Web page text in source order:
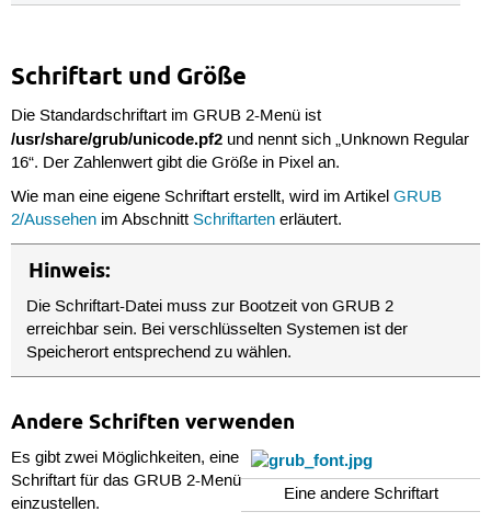
Schriftart und Größe
Die Standardschriftart im GRUB 2-Menü ist
/usr/share/grub/unicode.pf2und nennt sich „Unknown Regular
16“. Der Zahlenwert gibt die Größe in Pixel an.
Wie man eine eigene Schriftart erstellt, wird im Artikel GRUB
2/Aussehenim Abschnitt Schriftartenerläutert.
Hinweis:
Die Schriftart-Datei muss zur Bootzeit von GRUB 2
erreichbar sein. Bei verschlüsselten Systemen ist der
Speicherort entsprechend zu wählen.
Andere Schriften verwenden
Eine andere Schriftart
Es gibt zwei Möglichkeiten, eine
Schriftart für das GRUB 2-Menü
einzustellen.